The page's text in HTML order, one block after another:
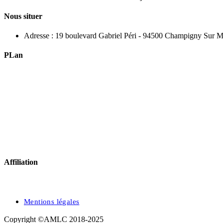
Nous situer
Adresse : 19 boulevard Gabriel Péri - 94500 Champigny Sur
PLan
Affiliation
Mentions légales
Copyright ©AMLC 2018-2025